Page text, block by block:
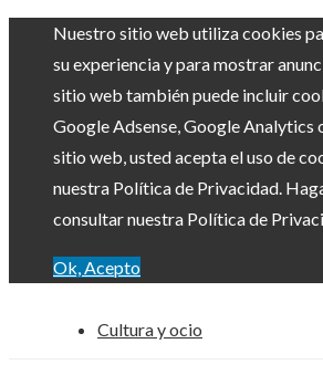
Nuestro sitio web utiliza cookies
su experiencia y para mostrar
sitio web también puede incluir
Google Adsense, Google Analytics
sitio web, usted acepta el uso de
nuestra Política de Privacidad.
consultar nuestra Política de
Ok, Acepto
Cultura y ocio